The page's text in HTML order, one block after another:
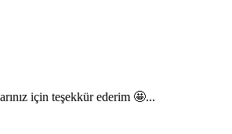
için teşekkür ederim 🤩...